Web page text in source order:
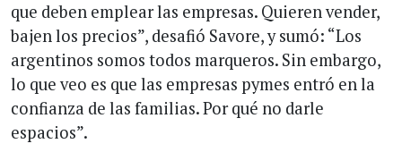
que deben emplear las empresas. Quieren vender,
bajen los precios”, desafió Savore, y sumó: “Los
argentinos somos todos marqueros. Sin embargo,
lo que veo es que las empresas pymes entró en la
confianza de las familias. Por qué no darle
espacios”.